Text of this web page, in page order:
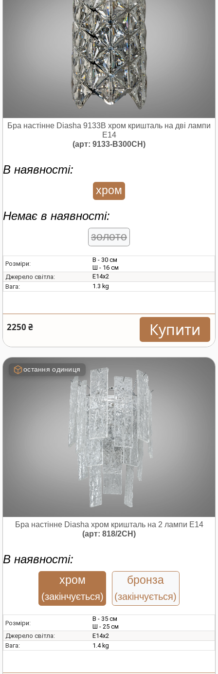
Бра настінне Diasha 9133B хром кришталь на дві лампи
E14
(арт: 9133-B300CH)
В наявності:
хром
Немає в наявності:
золото
Розміри:
В - 30 см
Ш - 16 см
Джерело світла:
E14х2
Вага:
1.3 kg
2250 ₴ Купити
остання одиниця
Бра настінне Diasha хром кришталь на 2 лампи E14
(арт: 818/2CH)
В наявності:
хром
(закінчується)
бронза
(закінчується)
Розміри:
В - 35 см
Ш - 25 см
Джерело світла:
E14х2
Вага:
1.4 kg